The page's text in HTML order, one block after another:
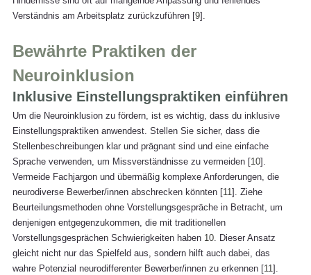
Verständnis am Arbeitsplatz zurückzuführen [9].
Bewährte Praktiken der
Neuroinklusion
Inklusive Einstellungspraktiken einführen
Um die Neuroinklusion zu fördern, ist es wichtig, dass du inklusive
Einstellungspraktiken anwendest. Stellen Sie sicher, dass die
Stellenbeschreibungen klar und prägnant sind und eine einfache
Sprache verwenden, um Missverständnisse zu vermeiden [10].
Vermeide Fachjargon und übermäßig komplexe Anforderungen, die
neurodiverse Bewerber/innen abschrecken könnten [11]. Ziehe
Beurteilungsmethoden ohne Vorstellungsgespräche in Betracht, um
denjenigen entgegenzukommen, die mit traditionellen
Vorstellungsgesprächen Schwierigkeiten haben 10. Dieser Ansatz
gleicht nicht nur das Spielfeld aus, sondern hilft auch dabei, das
wahre Potenzial neurodifferenter Bewerber/innen zu erkennen [11].